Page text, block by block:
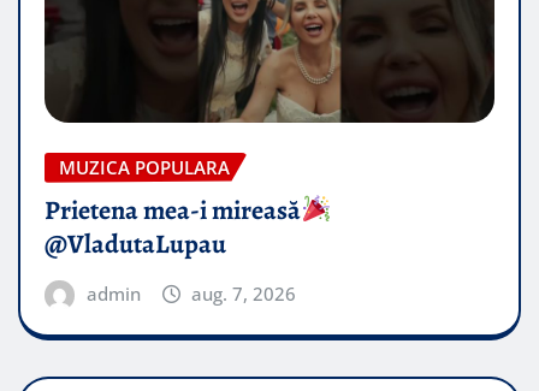
MUZICA POPULARA
Prietena mea-i mireasă​
@VladutaLupau
admin aug. 7, 2026